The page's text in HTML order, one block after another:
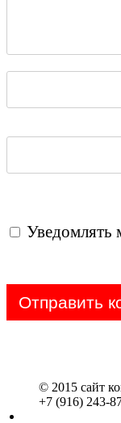
Уведомлять
© 2015 сайт
+7 (916) 243-